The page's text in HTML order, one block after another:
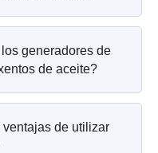
generadores de
de aceite?
de utilizar